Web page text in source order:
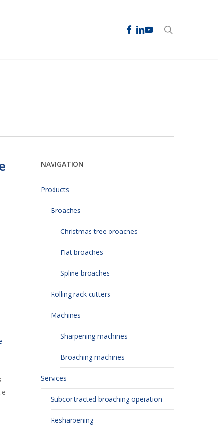
facebook
linkedin
youtube
NAVIGATION
Products
Broaches
Christmas tree broaches
Flat broaches
Spline broaches
Rolling rack cutters
Machines
Sharpening machines
Broaching machines
Services
Subcontracted broaching operation
Resharpening